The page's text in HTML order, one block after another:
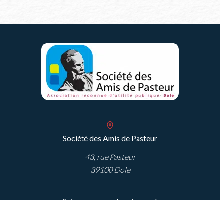
Société des Amis de Pasteur
43, rue Pasteur
39100 Dole